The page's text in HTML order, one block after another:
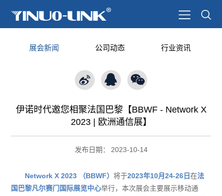
展会新闻 公司动态 行业资讯
伊诺时代邀您相聚法国巴黎【BBWF - Network X
2023 | 欧洲通信展】
发布日期： 2023-10-14
Network X 2023 （BBWF）将于2023年10月24-26日在法
国巴黎凡尔赛门国际展览中心举行，本次展会主要展示移动通